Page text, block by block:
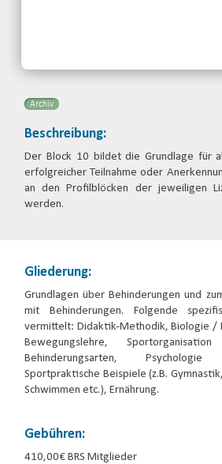
Archiv
Beschreibung:
Der Block 10 bildet die Grundlage für
erfolgreicher Teilnahme oder
an den Profilblöcken der jeweiligen
werden.
Gliederung:
Grundlagen über Behinderungen und
mit Behinderungen. Folgende
vermittelt: Didaktik-Methodik, Biologie /
Bewegungslehre,
Behinderungsarten,
Sportpraktische Beispiele (z.B.
Schwimmen etc.), Ernährung.
Gebühren:
410,00€ BRS Mitglieder